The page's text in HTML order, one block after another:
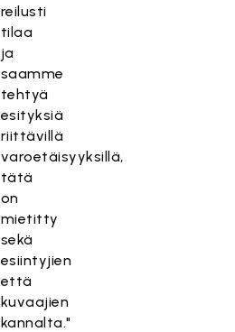
reilusti
tilaa
ja
saamme
tehtyä
esityksiä
riittävillä
varoetäisyyksillä,
tätä
on
mietitty
sekä
esiintyjien
että
kuvaajien
kannalta."